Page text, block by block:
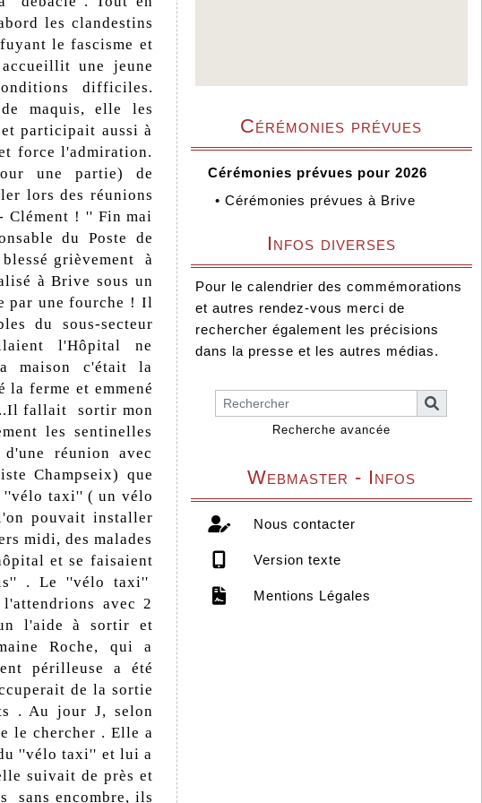
les clandestins
le fascisme et
une jeune
difficiles.
maquis, elle les
participait aussi à
force l'admiration.
une partie) de
lors des réunions
Clément ! '' Fin mai
du Poste de
blessé grièvement à
à Brive sous un
par une fourche ! Il
du sous-secteur
l'Hôpital ne
maison c'était la
ferme et emmené
fallait sortir mon
les sentinelles
réunion avec
Champseix) que
''vélo taxi'' ( un vélo
pouvait installer
midi, des malades
et se faisaient
. Le ''vélo taxi''
avec 2
l'aide à sortir et
Roche, qui a
périlleuse a été
de la sortie
. Au jour J, selon
le chercher . Elle a
''vélo taxi'' et lui a
suivait de près et
sans encombre, ils
Cérémonies prévues
Cérémonies prévues pour 2026
• Cérémonies prévues à Brive
Infos diverses
Pour le calendrier des commémorations
et autres rendez-vous merci de
rechercher également les précisions
dans la presse et les autres médias.
Recherche avancée
Webmaster - Infos
Nous contacter
Version texte
Mentions Légales